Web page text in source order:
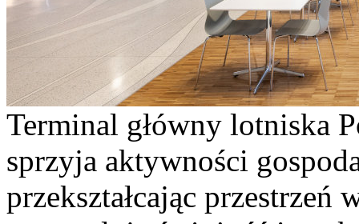
Terminal główny lotniska
sprzyja aktywności
przekształcając przestrzeń